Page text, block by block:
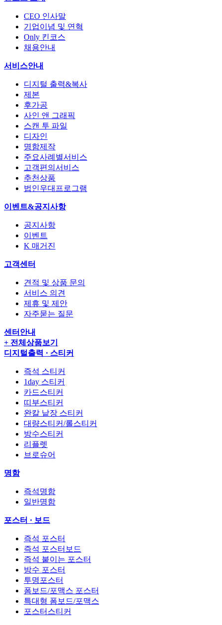
CEO 인사말
기업이념 및 연혁
Only 킨코스
채용안내
서비스안내
디지털 출력&복사
제본
후가공
사인 앤 그래픽
스캔 투 파일
디자인
명함제작
주요사례별서비스
고객편의서비스
추천상품
법인우대프로그램
이벤트&공지사항
공지사항
이벤트
K 매거진
고객센터
견적 및 상품 문의
서비스 의견
제휴 및 제안
자주묻는 질문
센터안내
+ 전체상품보기
디지털출력 · 스티커
즉석 스티커
1day 스티커
카드스티커
띠부스티커
완칼 낱장 스티커
대량스티커/롤스티커
방수스티커
리플렛
브로슈어
명함
즉석명함
일반명함
포스터 · 보드
즉석 포스터
즉석 포스터보드
즉석 붙이는 포스터
방수 포스터
투명포스터
폼보드/포맥스 포스터
특대형 폼보드/포맥스
포스터스티커